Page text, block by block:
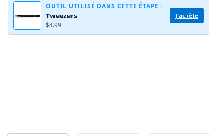
Publier un commentaire
OUTIL UTILISÉ DANS CETTE ÉTAPE :
Tweezers
$4.99
J'achète